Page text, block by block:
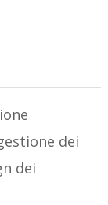
dei
dei